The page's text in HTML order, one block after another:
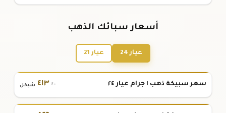
أسعار سبائك الذهب
عيار 24 عيار 21
سعر سبيكة ذهب ١ جرام عيار ٢٤ ٤١٣.٤٠ شيكل